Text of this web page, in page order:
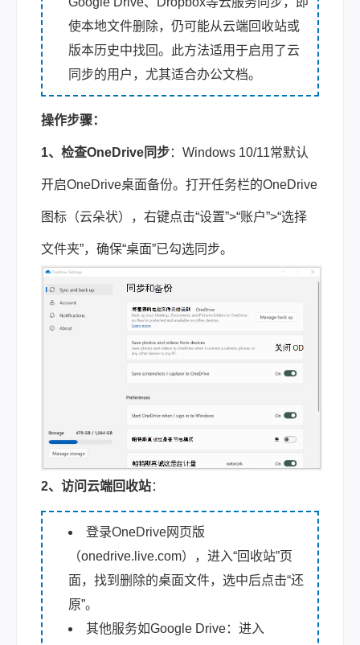
使本地文件删除，仍可能从云端回收站或
版本历史中找回。此方法适用于启用了云
同步的用户，尤其适合办公文档。
操作步骤：
1、检查OneDrive同步：Windows 10/11常默认
开启OneDrive桌面备份。打开任务栏的OneDrive
图标（云朵状），右键点击“设置”>“账户”>“选择
文件夹”，确保“桌面”已勾选同步。
2、访问云端回收站：
登录OneDrive网页版
（onedrive.live.com），进入“回收站”页
面，找到删除的桌面文件，选中后点击“还
原”。
其他服务如Google Drive：进入